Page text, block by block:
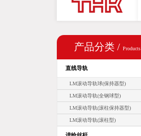
产品分类 /Products
直线导轨
LM滚动导轨球(保持器型)
LM滚动导轨(全钢球型)
LM滚动导轨(滚柱保持器型)
LM滚动导轨(滚柱型)